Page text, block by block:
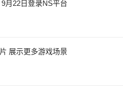
月22日登录NS平台
展示更多游戏场景